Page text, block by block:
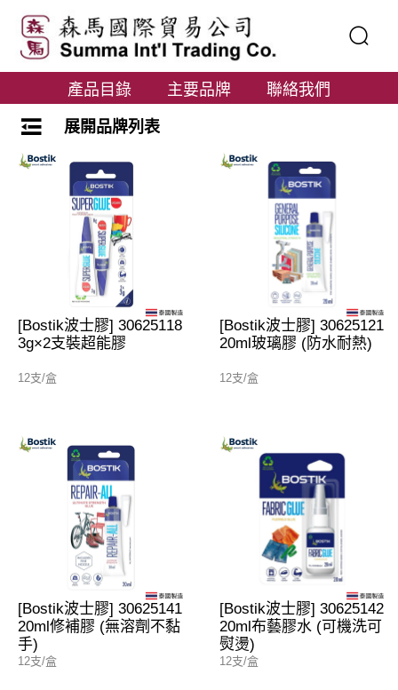
產品目錄 主要品牌 聯絡我們
展開品牌列表
[Bostik波士膠] 30625118
3g×2支裝超能膠
12支/盒
[Bostik波士膠] 30625121
20ml玻璃膠 (防水耐熱)
12支/盒
[Bostik波士膠] 30625141
20ml修補膠 (無溶劑不黏
手)
12支/盒
[Bostik波士膠] 30625142
20ml布藝膠水 (可機洗可
熨燙)
12支/盒